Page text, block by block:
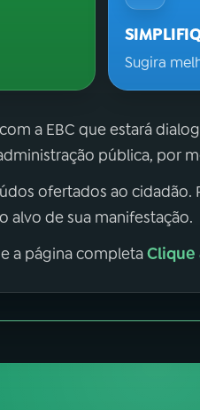
Sugira
a EBC que estará
pública, por
ofertados ao cidadão.
alvo de sua manifestação.
a página completaClique